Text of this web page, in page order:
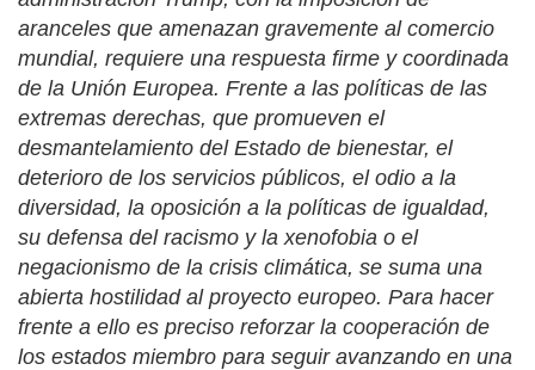
aranceles que amenazan gravemente al comercio
mundial, requiere una respuesta firme y coordinada
de la Unión Europea. Frente a las políticas de las
extremas derechas, que promueven el
desmantelamiento del Estado de bienestar, el
deterioro de los servicios públicos, el odio a la
diversidad, la oposición a la políticas de igualdad,
su defensa del racismo y la xenofobia o el
negacionismo de la crisis climática, se suma una
abierta hostilidad al proyecto europeo. Para hacer
frente a ello es preciso reforzar la cooperación de
los estados miembro para seguir avanzando en una